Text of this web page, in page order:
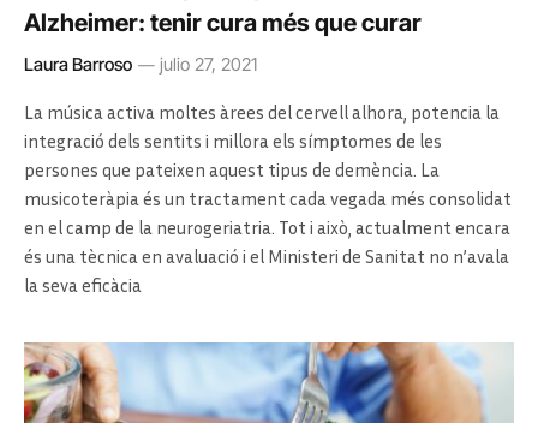
Alzheimer: tenir cura més que curar
Laura Barroso julio 27, 2021
La música activa moltes àrees del cervell alhora, potencia la
integració dels sentits i millora els símptomes de les
persones que pateixen aquest tipus de demència. La
musicoteràpia és un tractament cada vegada més consolidat
en el camp de la neurogeriatria. Tot i això, actualment encara
és una tècnica en avaluació i el Ministeri de Sanitat no n’avala
la seva eficàcia